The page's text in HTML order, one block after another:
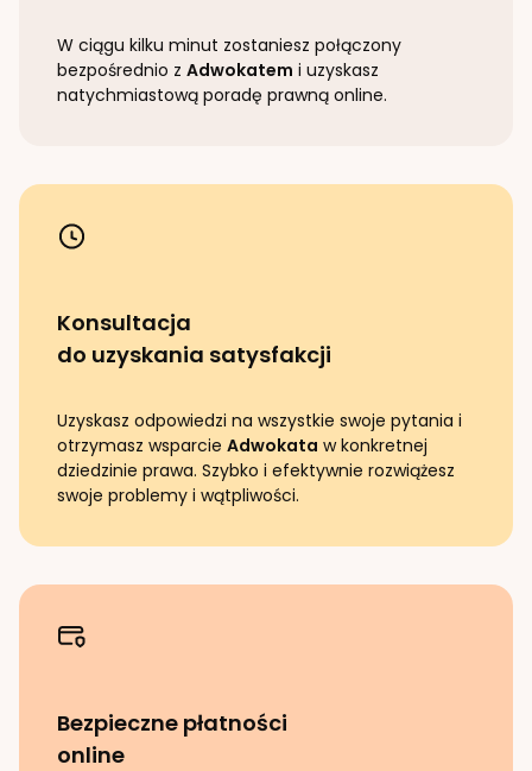
W ciągu kilku minut zostaniesz połączony
bezpośrednio z Adwokatem i uzyskasz
natychmiastową poradę prawną online.
Konsultacja
do uzyskania satysfakcji
Uzyskasz odpowiedzi na wszystkie swoje pytania i
otrzymasz wsparcie Adwokata w konkretnej
dziedzinie prawa. Szybko i efektywnie rozwiążesz
swoje problemy i wątpliwości.
Bezpieczne płatności
online